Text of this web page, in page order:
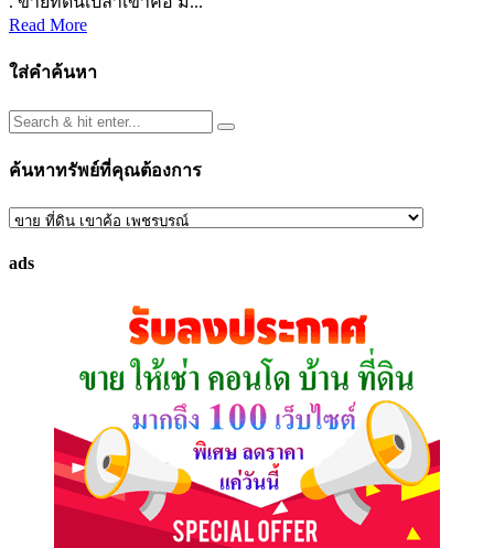
Read More
ใส่คำค้นหา
ค้นหาทรัพย์ที่คุณต้องการ
ค้นหา
ที่
ads